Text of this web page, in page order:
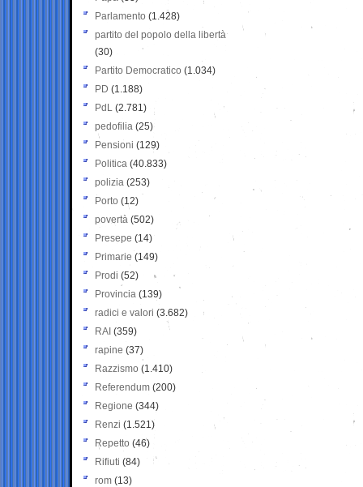
Parlamento (1.428)
partito del popolo della libertà
(30)
Partito Democratico (1.034)
PD (1.188)
PdL (2.781)
pedofilia (25)
Pensioni (129)
Politica (40.833)
polizia (253)
Porto (12)
povertà (502)
Presepe (14)
Primarie (149)
Prodi (52)
Provincia (139)
radici e valori (3.682)
RAI (359)
rapine (37)
Razzismo (1.410)
Referendum (200)
Regione (344)
Renzi (1.521)
Repetto (46)
Rifiuti (84)
rom (13)